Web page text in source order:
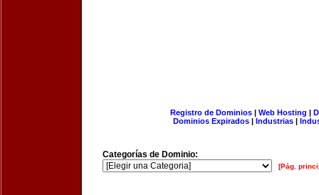
Registro de Dominios| Web Hosting |
Dominios Expirados | Industrias |
Categorías de Dominio:
[Pág.